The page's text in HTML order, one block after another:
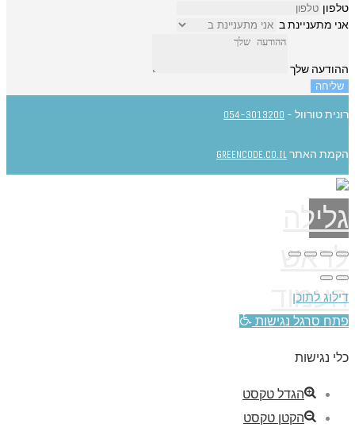
טלפון
אני מתעניינת ב
ההודעה שלך
שליחה
רונית טורוול - 054-3013200
הקמת האתרGREENCODE.CO.IL
גלילה
לראש
העמוד
דילוג לתוכן
פתח סרגל נגישות
כלי נגישות
הגדל טקסט
הקטן טקסט